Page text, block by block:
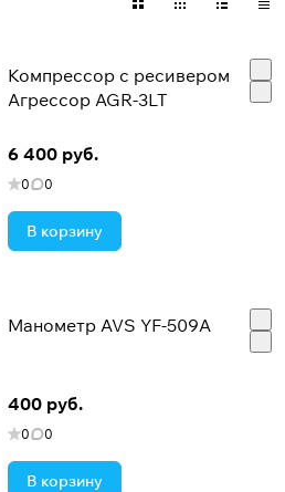
Компрессор с ресивером
Агрессор AGR-3LT
6 400 руб.
0 0
В корзину
Манометр AVS YF-509A
400 руб.
0 0
В корзину